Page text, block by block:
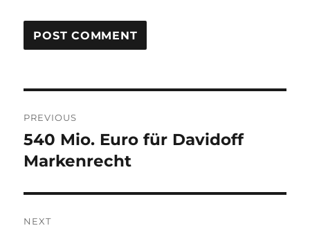
navigation
PREVIOUS
Previous
post:
540 Mio. Euro für Davidoff
Markenrecht
NEXT